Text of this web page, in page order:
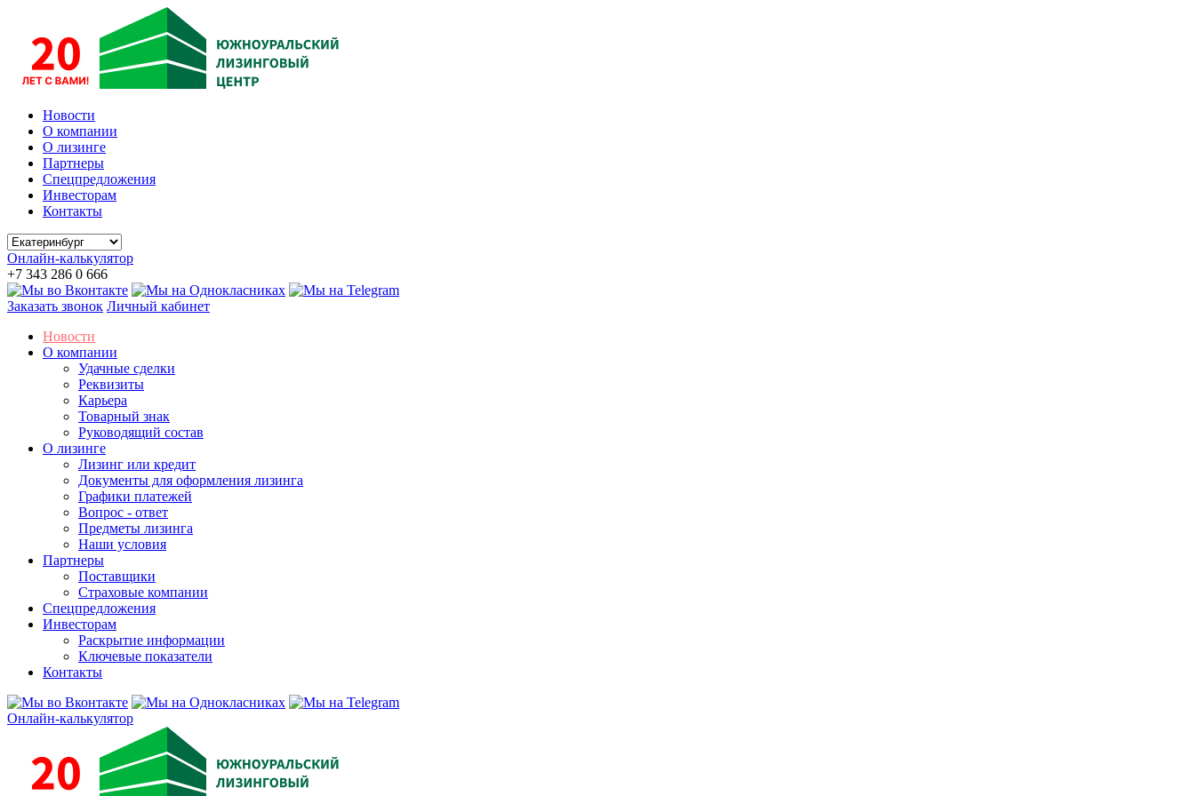
Новости
О компании
О лизинге
Партнеры
Спецпредложения
Инвесторам
Контакты
Онлайн-калькулятор
+7 343 286 0 666
Заказать звонок Личный кабинет
Новости
О компании
Удачные сделки
Реквизиты
Карьера
Товарный знак
Руководящий состав
О лизинге
Лизинг или кредит
Документы для оформления лизинга
Графики платежей
Вопрос - ответ
Предметы лизинга
Наши условия
Партнеры
Поставщики
Страховые компании
Спецпредложения
Инвесторам
Раскрытие информации
Ключевые показатели
Контакты
Онлайн-калькулятор